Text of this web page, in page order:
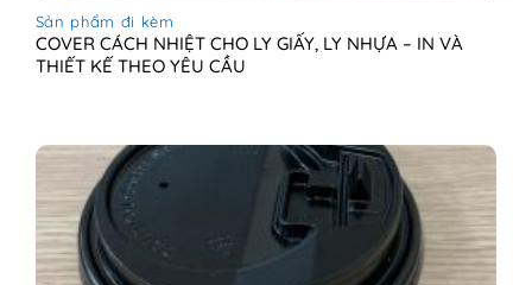
Sản phẩm đi kèm
COVER CÁCH NHIỆT CHO LY GIẤY, LY NHỰA – IN VÀ
THIẾT KẾ THEO YÊU CẦU